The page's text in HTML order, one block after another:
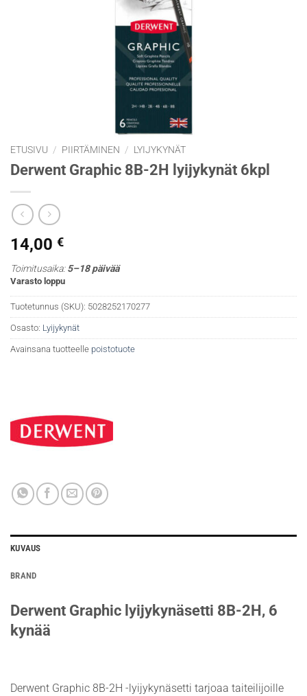
ETUSIVU / PIIRTÄMINEN / LYIJYKYNÄT
Derwent Graphic 8B-2H lyijykynät 6kpl
14,00 €
Toimitusaika:5–18 päivää
Varasto loppu
Tuotetunnus (SKU): 5028252170277
Osasto: Lyijykynät
Avainsana tuotteelle poistotuote
KUVAUS
BRAND
Derwent Graphic lyijykynäsetti 8B-2H, 6
kynää
Derwent Graphic 8B-2H -lyijykynäsetti tarjoaa taiteilijoille